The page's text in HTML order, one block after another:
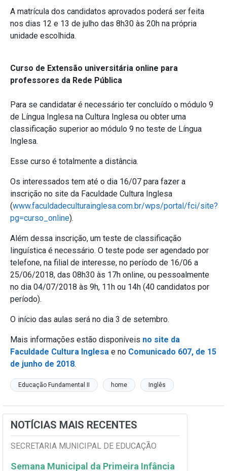
A matrícula dos candidatos aprovados poderá ser feita
nos dias 12 e 13 de julho das 8h30 às 20h na própria
unidade escolhida.
Curso de Extensão universitária online para
professores da Rede Pública
Para se candidatar é necessário ter concluído o módulo 9
de Língua Inglesa na Cultura Inglesa ou obter uma
classificação superior ao módulo 9 no teste de Língua
Inglesa.
Esse curso é totalmente a distância.
Os interessados tem até o dia 16/07 para fazer a
inscrição no site da Faculdade Cultura Inglesa
(www.faculdadeculturainglesa.com.br/wps/portal/fci/site?
pg=curso_online).
Além dessa inscrição, um teste de classificação
linguística é necessário. O teste pode ser agendado por
telefone, na filial de interesse, no período de 16/06 a
25/06/2018, das 08h30 às 17h online, ou pessoalmente
no dia 04/07/2018 às 9h, 11h ou 14h (40 candidatos por
período).
O início das aulas será no dia 3 de setembro.
Mais informações estão disponíveis no site da
Faculdade Cultura Inglesa e no Comunicado 607, de 15
de junho de 2018.
Educação Fundamental II home Inglês
NOTÍCIAS MAIS RECENTES
SECRETARIA MUNICIPAL DE EDUCAÇÃO
Semana Municipal da Primeira Infância